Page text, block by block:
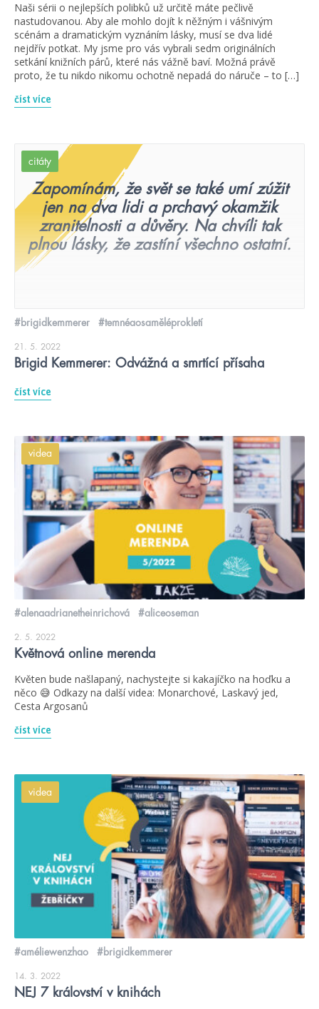
Naši sérii o nejlepších polibků už určitě máte pečlivě
nastudovanou. Aby ale mohlo dojít k něžným i vášnivým
scénám a dramatickým vyznáním lásky, musí se dva lidé
nejdřív potkat. My jsme pro vás vybrali sedm originálních
setkání knižních párů, které nás vážně baví. Možná právě
proto, že tu nikdo nikomu ochotně nepadá do náruče – to […]
číst více
citáty
Zapomínám, že svět se také umí zúžit
jen na dva lidi a prchavý okamžik
zranitelnosti a důvěry. Na chvíli tak
plnou lásky, že zastíní všechno ostatní.
#brigidkemmerer #temnéaosaměléprokletí
21. 5. 2022
Brigid Kemmerer: Odvážná a smrtící přísaha
číst více
videa
#alenaadrianetheinrichová #aliceoseman
2. 5. 2022
Květnová online merenda
Květen bude našlapaný, nachystejte si kakajíčko na hoďku a
něco 😅 Odkazy na další videa: Monarchové, Laskavý jed,
Cesta Argosanů
číst více
videa
#améliewenzhao #brigidkemmerer
14. 3. 2022
NEJ 7 království v knihách